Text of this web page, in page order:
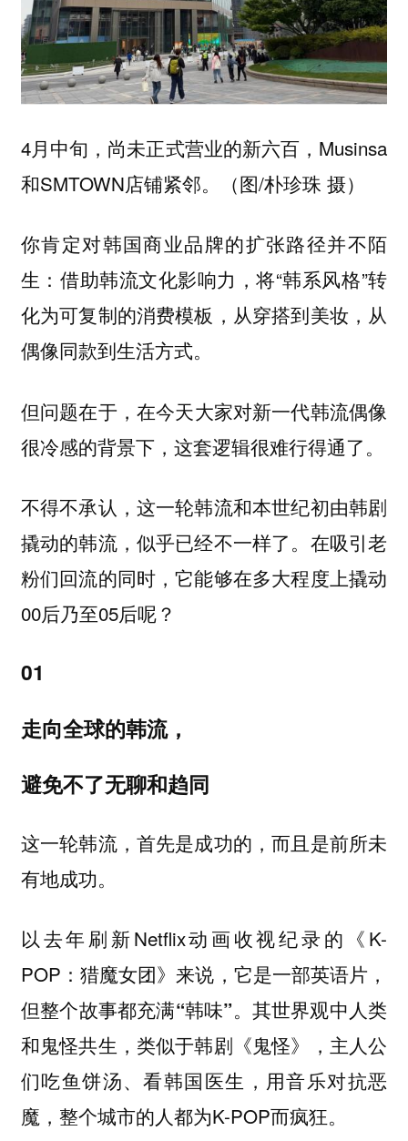
4月中旬，尚未正式营业的新六百，Musinsa
和SMTOWN店铺紧邻。（图/朴珍珠 摄）
你肯定对韩国商业品牌的扩张路径并不陌
生：借助韩流文化影响力，将“韩系风格”转
化为可复制的消费模板，从穿搭到美妆，从
偶像同款到生活方式。
但问题在于， 在今天大家对新一代韩流偶像
很冷感的背景下，这套逻辑很难行得通了。
不得不承认，这一轮韩流和本世纪初由韩剧
撬动的韩流，似乎已经不一样了。在吸引老
粉们回流的同时，它能够在多大程度上撬动
00后乃至05后呢？
01
走向全球的韩流，
避免不了无聊和趋同
这一轮韩流，首先是成功的，而且是前所未
有地成功。
以去年刷新Netflix动画收视纪录的《K-
POP：猎魔女团》来说， 它是一部英语片，
但整个故事都充满“韩味”。其世界观中人类
和鬼怪共生，类似于韩剧《鬼怪》，主人公
们吃鱼饼汤、看韩国医生，用音乐对抗恶
魔，整个城市的人都为K-POP而疯狂。